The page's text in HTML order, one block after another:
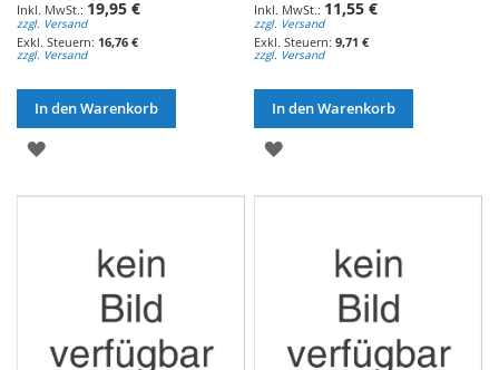
19,95 €
zzgl. Versand
16,76 €
zzgl. Versand
In den Warenkorb
ZUR
11,55 €
zzgl. Versand
9,71 €
zzgl. Versand
In den Warenkorb
ZUR